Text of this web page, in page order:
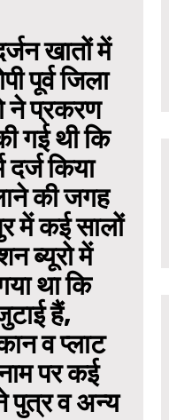
खातों में
पूर्व जिला
ने प्रकरण
गई थी कि
किया
की जगह
में कई सालों
ब्यूरो में
था कि
हैं,
व प्लाट
पर कई
पुत्र व अन्य